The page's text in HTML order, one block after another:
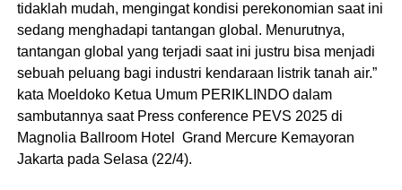
tidaklah mudah, mengingat kondisi perekonomian saat ini
sedang menghadapi tantangan global. Menurutnya,
tantangan global yang terjadi saat ini justru bisa menjadi
sebuah peluang bagi industri kendaraan listrik tanah air.”
kata Moeldoko Ketua Umum PERIKLINDO dalam
sambutannya saat Press conference PEVS 2025 di
Magnolia Ballroom Hotel Grand Mercure Kemayoran
Jakarta pada Selasa (22/4).